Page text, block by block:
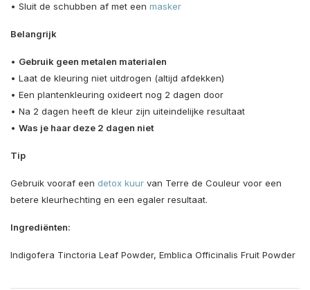
• Sluit de schubben af met een masker
Belangrijk
• Gebruik geen metalen materialen
• Laat de kleuring niet uitdrogen (altijd afdekken)
• Een plantenkleuring oxideert nog 2 dagen door
• Na 2 dagen heeft de kleur zijn uiteindelijke resultaat
• Was je haar deze 2 dagen niet
Tip
Gebruik vooraf een detox kuur van Terre de Couleur voor een
betere kleurhechting en een egaler resultaat.
Ingrediënten:
Indigofera Tinctoria Leaf Powder, Emblica Officinalis Fruit Powder